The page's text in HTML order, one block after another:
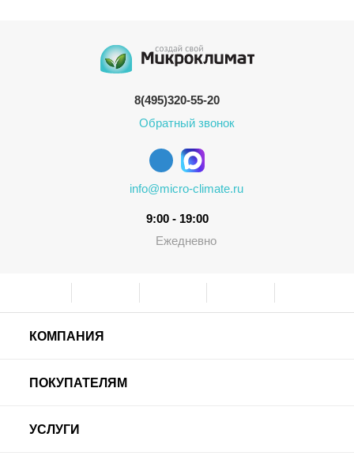
8(495)320-55-20
Обратный звонок
info@micro-climate.ru
9:00 - 19:00
Ежедневно
КОМПАНИЯ
ПОКУПАТЕЛЯМ
УСЛУГИ